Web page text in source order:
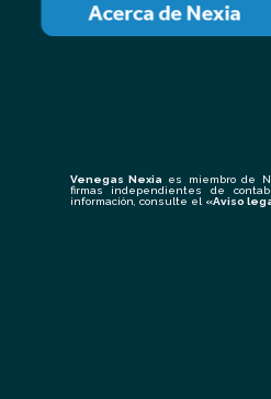
Venegas Nexia es miembro de
firmas independientes de
información, consulte el «Aviso